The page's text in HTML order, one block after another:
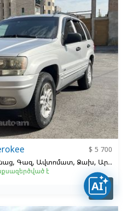

$ 5 700
Գազ, Ավտոմատ, Ձախ, Արծաթագույն
է